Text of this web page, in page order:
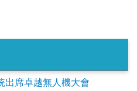
出席卓越無人機大會